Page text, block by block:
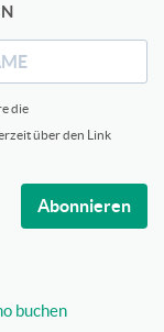
die
über den Link
Abonnieren
buchen